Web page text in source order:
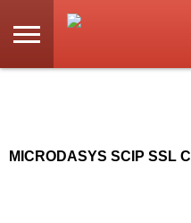
MICRODASYS SCIP SSL